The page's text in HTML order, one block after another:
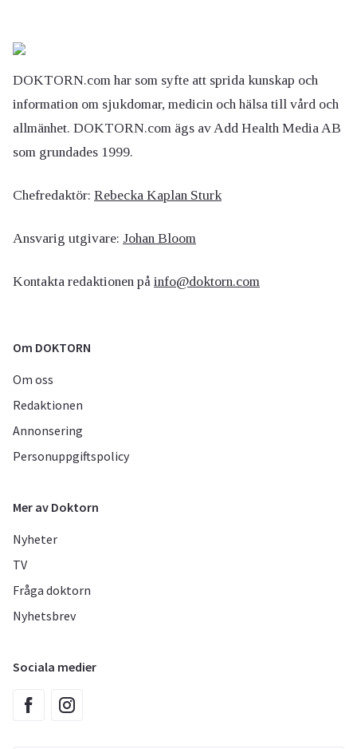
DOKTORN.com har som syfte att sprida kunskap och
information om sjukdomar, medicin och hälsa till vård och
allmänhet. DOKTORN.com ägs av Add Health Media AB
som grundades 1999.
Chefredaktör: Rebecka Kaplan Sturk
Ansvarig utgivare: Johan Bloom
Kontakta redaktionen på info@doktorn.com
Om DOKTORN
Om oss
Redaktionen
Annonsering
Personuppgiftspolicy
Mer av Doktorn
Nyheter
TV
Fråga doktorn
Nyhetsbrev
Sociala medier